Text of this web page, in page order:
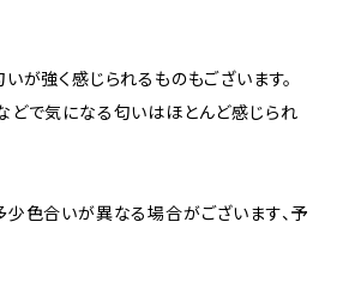
が強く感じられるものもございます。
どで気になる匂いはほとんど感じられ
色合いが異なる場合がございます、予